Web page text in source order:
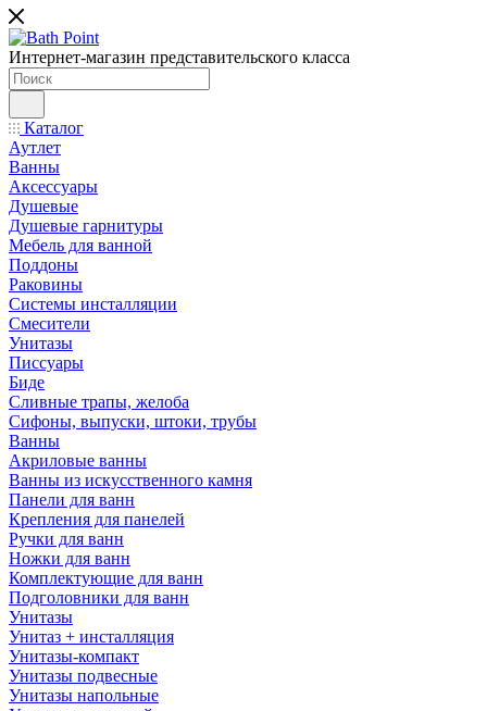
Интернет-магазин представительского класса
Каталог
Аутлет
Ванны
Аксессуары
Душевые
Душевые гарнитуры
Мебель для ванной
Поддоны
Раковины
Системы инсталляции
Смесители
Унитазы
Писсуары
Биде
Сливные трапы, желоба
Сифоны, выпуски, штоки, трубы
Ванны
Акриловые ванны
Ванны из искусственного камня
Панели для ванн
Крепления для панелей
Ручки для ванн
Ножки для ванн
Комплектующие для ванн
Подголовники для ванн
Унитазы
Унитаз + инсталляция
Унитазы-компакт
Унитазы подвесные
Унитазы напольные